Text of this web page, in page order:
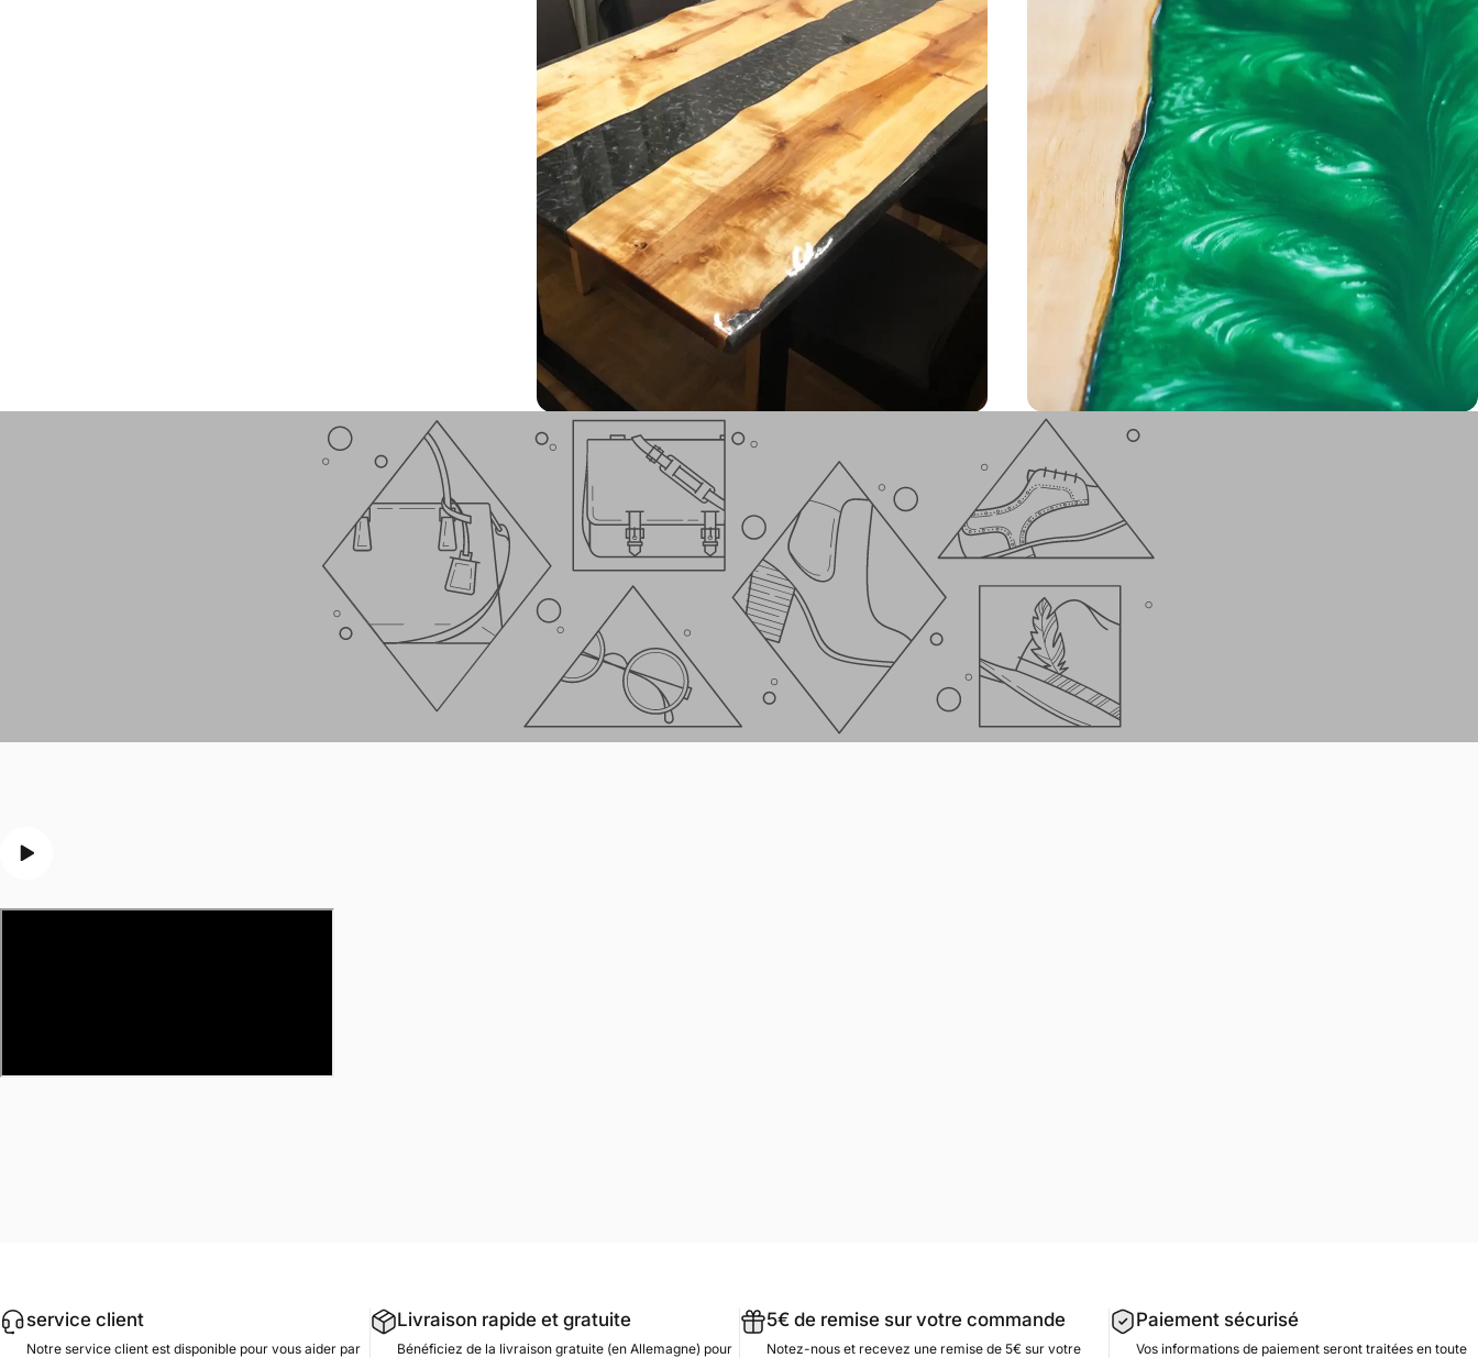
service client
Notre service client est disponible pour vous aider par
Livraison rapide et gratuite
Bénéficiez de la livraison gratuite (en Allemagne) pour
5€ de remise sur votre commande
Notez-nous et recevez une remise de 5€ sur votre
Paiement sécurisé
Vos informations de paiement seront traitées en toute